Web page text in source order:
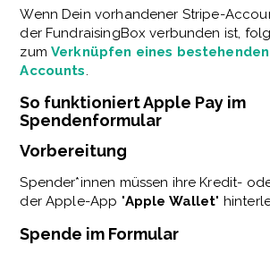
Wenn Dein vorhandener Stripe-
der FundraisingBox verbunden ist,
zumVerknüpfen eines
Accounts.
So funktioniert Apple Pay im
Spendenformular
Vorbereitung
Spender*innen müssen ihre Kredit-
der Apple-App "Apple Wallet"
Spende im Formular